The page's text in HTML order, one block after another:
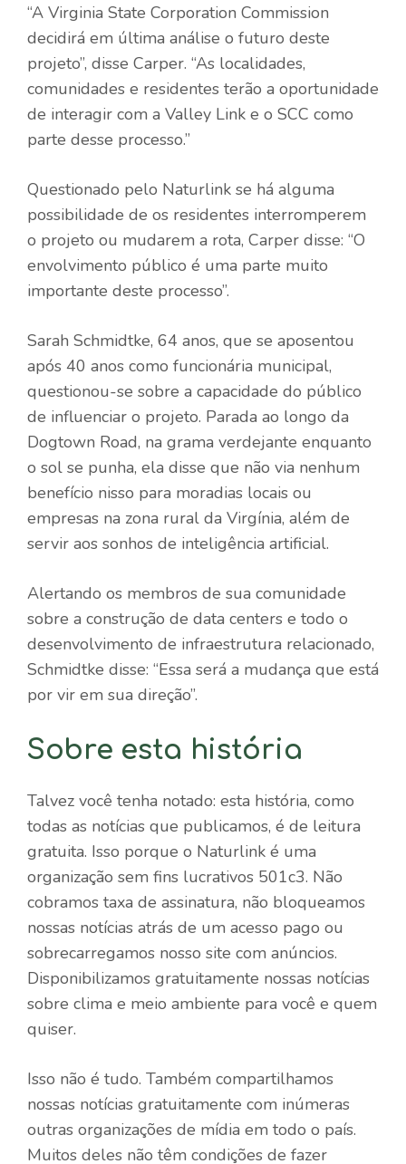
“A Virginia State Corporation Commission
decidirá em última análise o futuro deste
projeto”, disse Carper. “As localidades,
comunidades e residentes terão a oportunidade
de interagir com a Valley Link e o SCC como
parte desse processo.”
Questionado pelo Naturlink se há alguma
possibilidade de os residentes interromperem
o projeto ou mudarem a rota, Carper disse: “O
envolvimento público é uma parte muito
importante deste processo”.
Sarah Schmidtke, 64 anos, que se aposentou
após 40 anos como funcionária municipal,
questionou-se sobre a capacidade do público
de influenciar o projeto. Parada ao longo da
Dogtown Road, na grama verdejante enquanto
o sol se punha, ela disse que não via nenhum
benefício nisso para moradias locais ou
empresas na zona rural da Virgínia, além de
servir aos sonhos de inteligência artificial.
Alertando os membros de sua comunidade
sobre a construção de data centers e todo o
desenvolvimento de infraestrutura relacionado,
Schmidtke disse: “Essa será a mudança que está
por vir em sua direção”.
Sobre esta história
Talvez você tenha notado: esta história, como
todas as notícias que publicamos, é de leitura
gratuita. Isso porque o Naturlink é uma
organização sem fins lucrativos 501c3. Não
cobramos taxa de assinatura, não bloqueamos
nossas notícias atrás de um acesso pago ou
sobrecarregamos nosso site com anúncios.
Disponibilizamos gratuitamente nossas notícias
sobre clima e meio ambiente para você e quem
quiser.
Isso não é tudo. Também compartilhamos
nossas notícias gratuitamente com inúmeras
outras organizações de mídia em todo o país.
Muitos deles não têm condições de fazer